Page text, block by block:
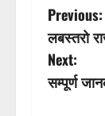
P
o
s
Previous:
लबस्तरो
Next:
सम्पूर्ण